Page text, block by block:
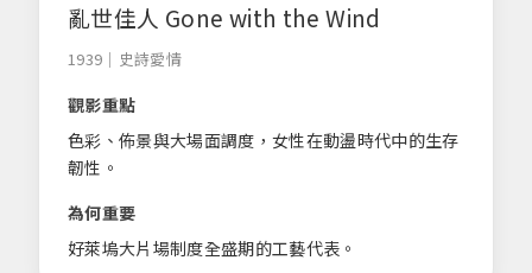
亂世佳人 Gone with the Wind
1939｜史詩愛情
觀影重點
色彩、佈景與大場面調度，女性在動盪時代中的生存
韌性。
為何重要
好萊塢大片場制度全盛期的工藝代表。